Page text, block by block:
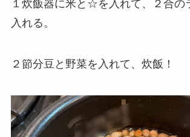
１炊飯器に米と☆を入れて、２合の
入れる。
２節分豆と野菜を入れて、炊飯！